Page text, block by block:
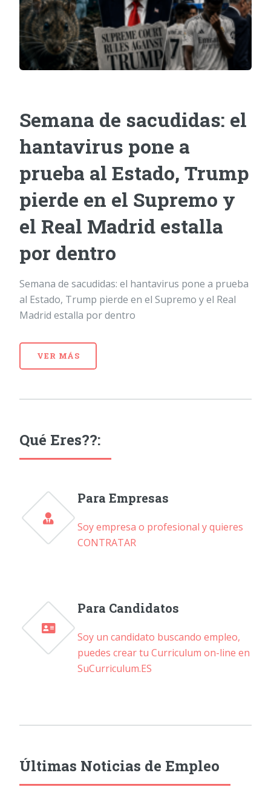
Semana de sacudidas: el
hantavirus pone a
prueba al Estado, Trump
pierde en el Supremo y
el Real Madrid estalla
por dentro
Semana de sacudidas: el hantavirus pone a prueba
al Estado, Trump pierde en el Supremo y el Real
Madrid estalla por dentro
VER MÁS
Qué Eres??:
Para Empresas
Soy empresa o profesional y quieres
CONTRATAR
Para Candidatos
Soy un candidato buscando empleo,
puedes crear tu Curriculum on-line en
SuCurriculum.ES
Últimas Noticias de Empleo